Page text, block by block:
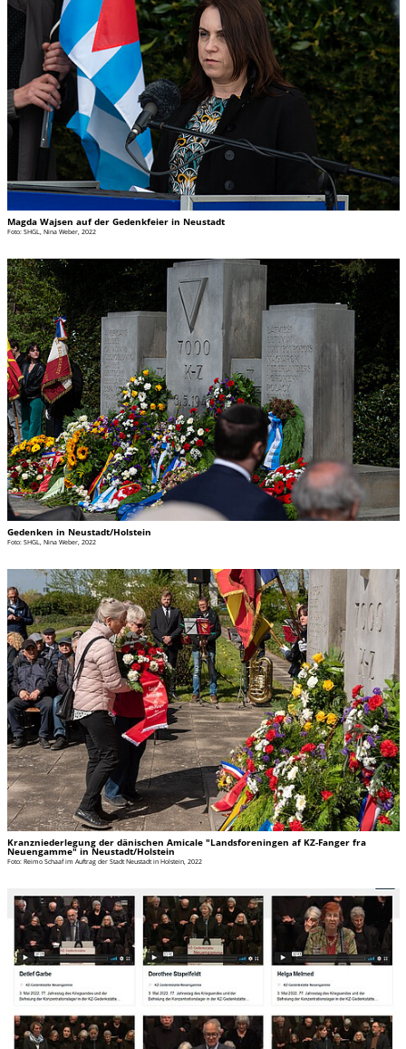
Magda Wajsen auf der Gedenkfeier in Neustadt
Foto: SHGL, Nina Weber, 2022
Gedenken in Neustadt/Holstein
Foto: SHGL, Nina Weber, 2022
Kranzniederlegung der dänischen Amicale "Landsforeningen af KZ-Fanger fra
Neuengamme" in Neustadt/Holstein
Foto: Reimo Schaaf im Auftrag der Stadt Neustadt in Holstein, 2022